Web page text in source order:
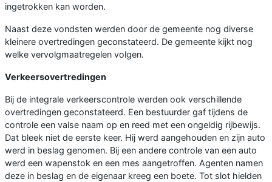
ingetrokken kan worden.
Naast deze vondsten werden door de gemeente nog diverse
kleinere overtredingen geconstateerd. De gemeente kijkt nog
welke vervolgmaatregelen volgen.
Verkeersovertredingen
Bij de integrale verkeerscontrole werden ook verschillende
overtredingen geconstateerd. Een bestuurder gaf tijdens de
controle een valse naam op en reed met een ongeldig rijbewijs.
Dat bleek niet de eerste keer. Hij werd aangehouden en zijn auto
werd in beslag genomen. Bij een andere controle van een auto
werd een wapenstok en een mes aangetroffen. Agenten namen
deze in beslag en de eigenaar kreeg een boete. Tot slot hielden